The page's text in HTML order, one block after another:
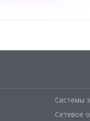
Системы
Сетевое